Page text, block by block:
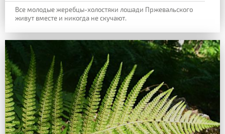
Все молодые жеребцы-холостяки лошади Пржевальского
живут вместе и никогда не скучают.